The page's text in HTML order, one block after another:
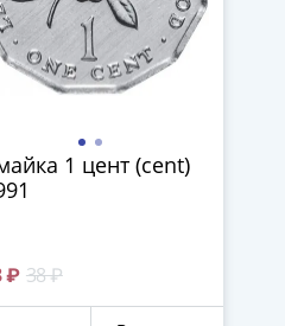
1 цент (cent)
₽ 38 ₽